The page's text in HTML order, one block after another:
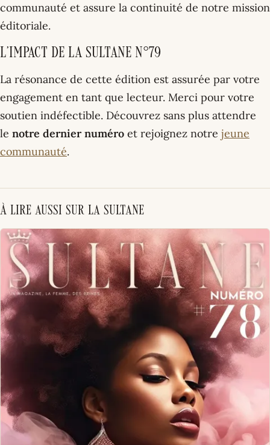
communauté et assure la continuité de notre mission
éditoriale.
L’impact de La Sultane N°79
La résonance de cette édition est assurée par votre
engagement en tant que lecteur. Merci pour votre
soutien indéfectible. Découvrez sans plus attendre
le notre dernier numéro et rejoignez notre jeune
communauté.
À lire aussi sur La Sultane